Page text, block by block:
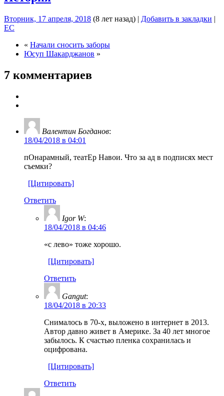
Вторник, 17 апреля, 2018 (8 лет назад) | Добавить в закладки |
EC
« Начали сносить заборы
Юсуп Шакарджанов »
7 комментариев
Валентин Богданов:
18/04/2018 в 04:01
пОнарамный, театЕр Навои. Что за ад в подписях мест
съемки?
[Цитировать]
Ответить
Igor W:
18/04/2018 в 04:46
«с лево» тоже хорошо.
[Цитировать]
Ответить
Gangut:
18/04/2018 в 20:33
Снималось в 70-х, выложено в интернет в 2013.
Автор давно живет в Америке. За 40 лет многое
забылось. К счастью пленка сохранилась и
оцифрована.
[Цитировать]
Ответить